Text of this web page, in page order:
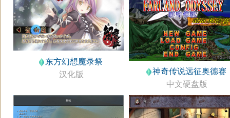
东方幻想魔录祭
汉化版
神奇传说远征奥德赛
中文硬盘版